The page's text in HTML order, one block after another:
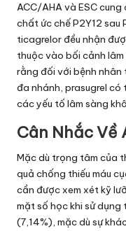
ACC/AHA và ESC
chất ức chế P2Y12 sau
ticagrelor đều nhận
thuộc vào bối cảnh
rằng đối với bệnh nhân
đa nhánh, prasugrel có
các yếu tố lâm sàng
Cân Nhắc Về
Mặc dù trọng tâm của
quả chống thiếu máu
cần được xem xét kỹ
mặt số học khi sử
(7,14%), mặc dù sự